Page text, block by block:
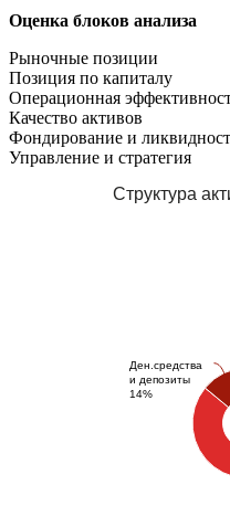
Оценка блоков анализа
Рыночные позиции
Позиция по капиталу
Операционная
Качество активов
Фондирование и
Управление и стратегия
Структура
Ден.средства
и депозиты
14%